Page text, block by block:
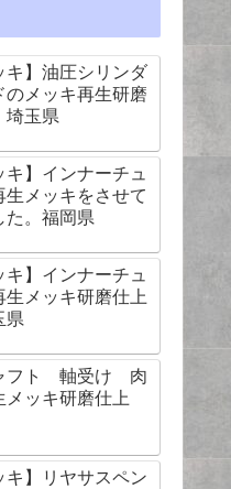
キ】油圧シリンダ
のメッキ再生研磨
埼玉県
キ】インナーチュ
生メッキをさせて
た。福岡県
キ】インナーチュ
生メッキ研磨仕上
県
フト 軸受け 肉
メッキ研磨仕上
キ】リヤサスペン